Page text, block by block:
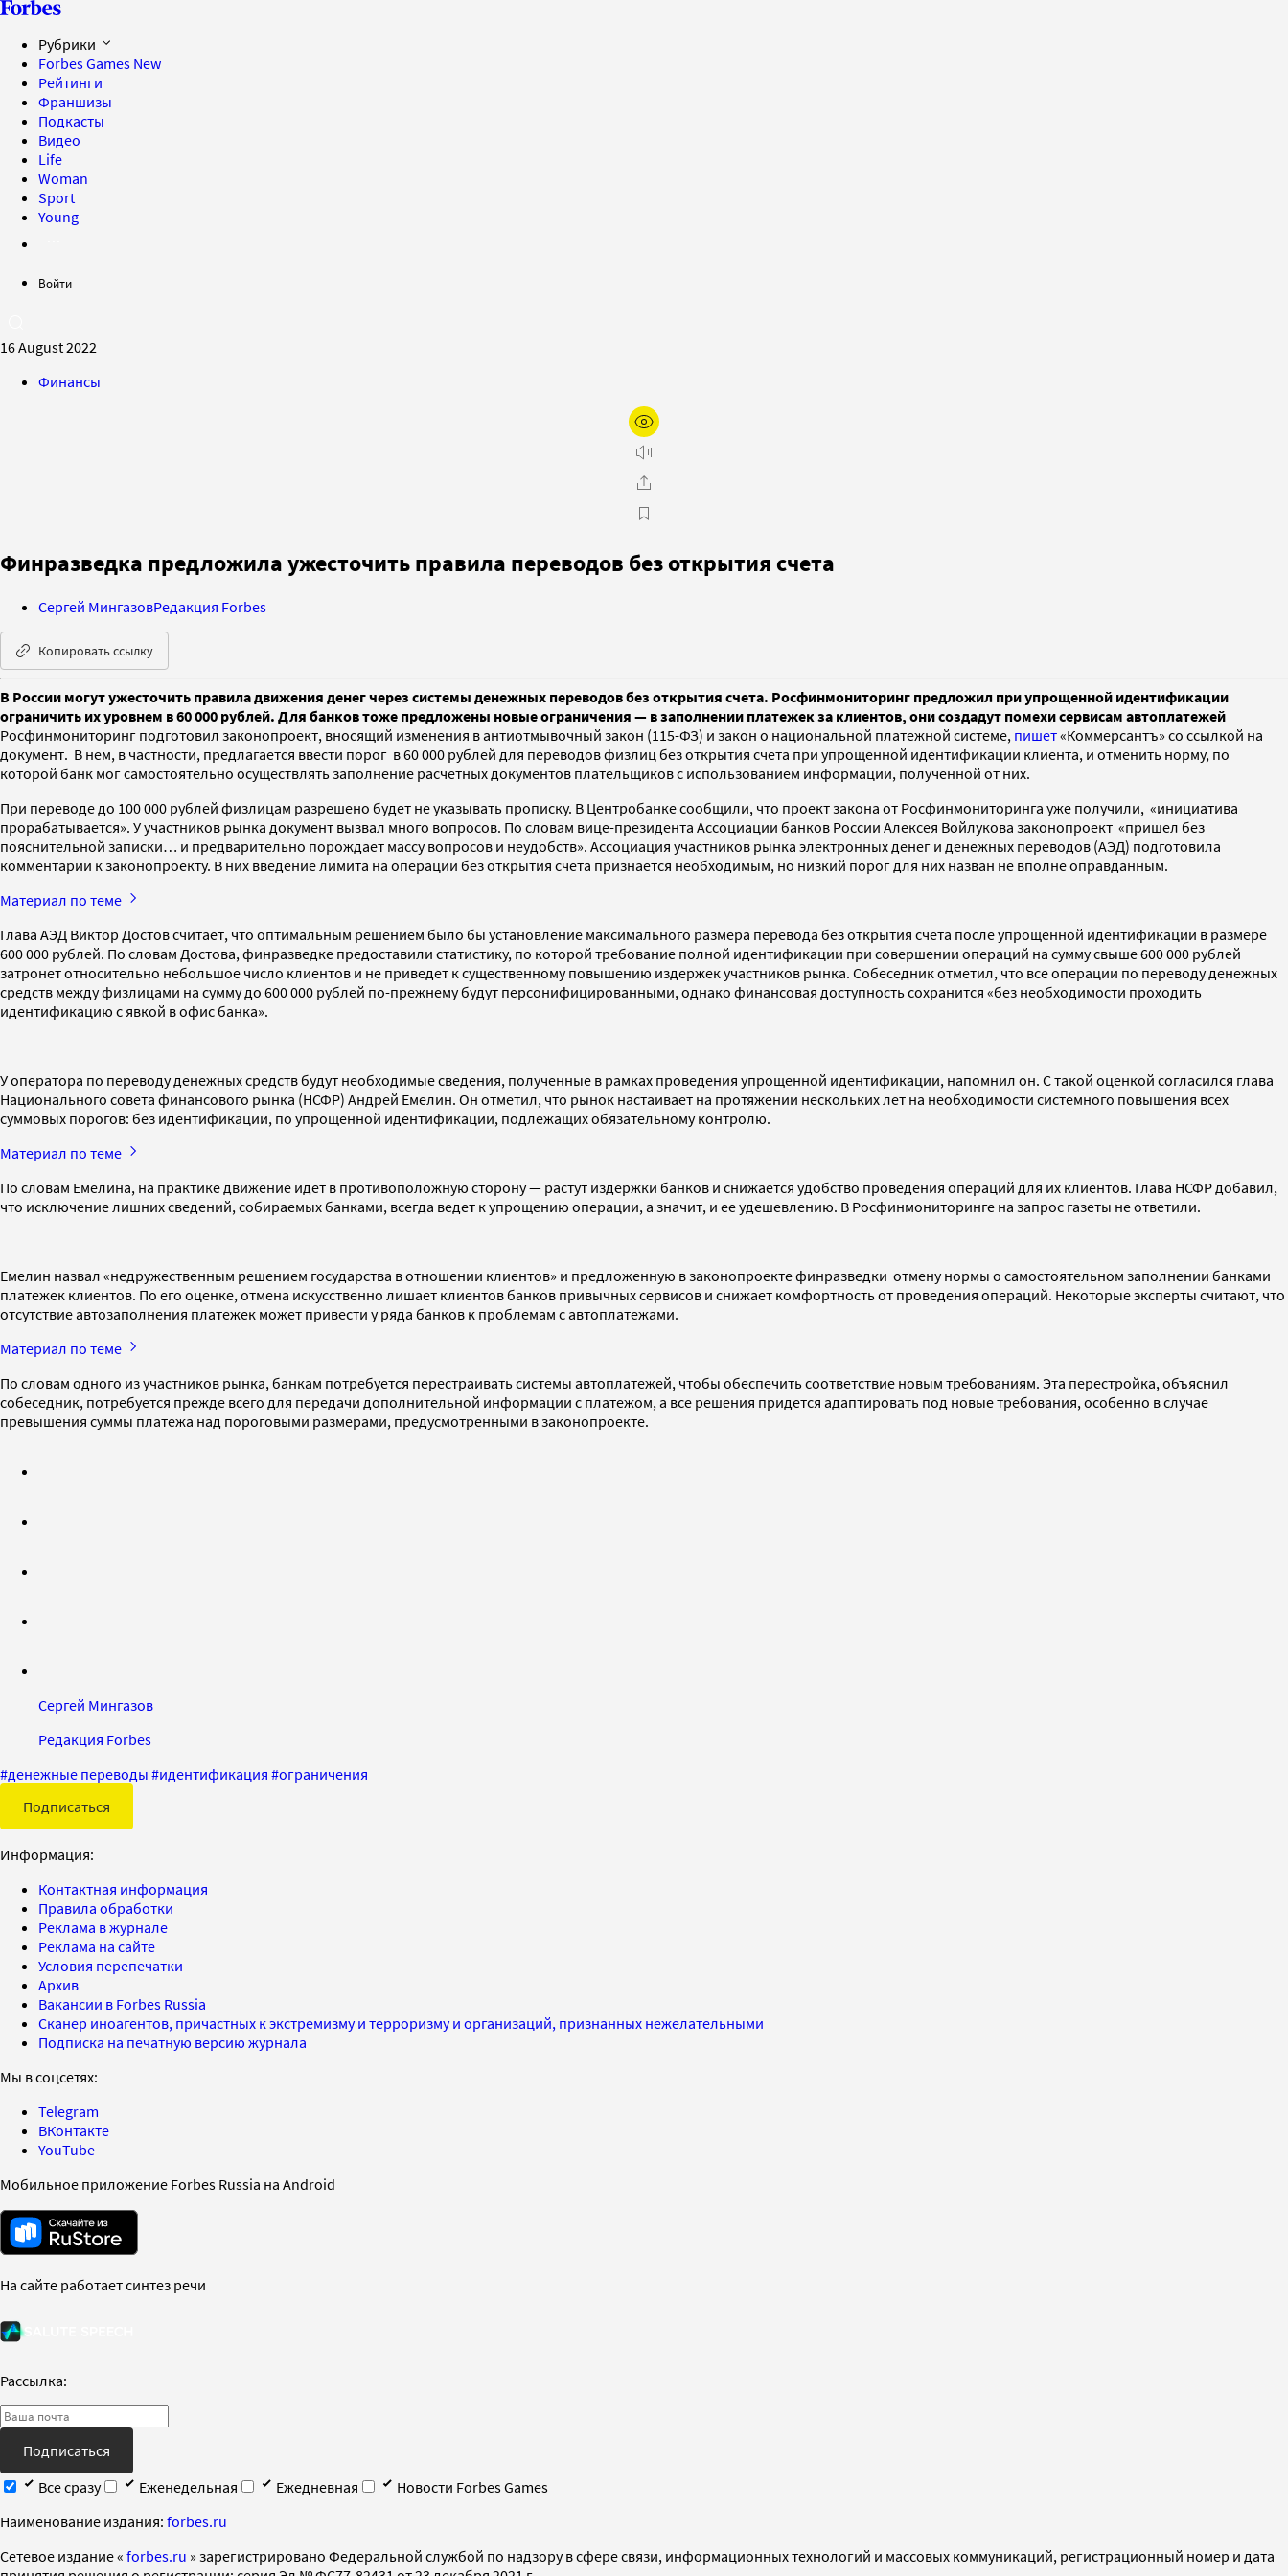
Рубрики
Forbes Games New
Рейтинги
Франшизы
Подкасты
Видео
Life
Woman
Sport
Young
Войти
16 August 2022
Финансы
Финразведка предложила ужесточить правила переводов без открытия счета
Сергей МингазовРедакция Forbes
Копировать ссылку
В России могут ужесточить правила движения денег через системы денежных переводов без открытия счета. Росфинмониторинг предложил при упрощенной идентификации
ограничить их уровнем в 60 000 рублей. Для банков тоже предложены новые ограничения — в заполнении платежек за клиентов, они создадут помехи сервисам автоплатежей
Росфинмониторинг подготовил законопроект, вносящий изменения в антиотмывочный закон (115-ФЗ) и закон о национальной платежной системе, пишет«Коммерсантъ» со ссылкой на
документ. В нем, в частности, предлагается ввести порог в 60 000 рублей для переводов физлиц без открытия счета при упрощенной идентификации клиента, и отменить норму, по
которой банк мог самостоятельно осуществлять заполнение расчетных документов плательщиков с использованием информации, полученной от них.
При переводе до 100 000 рублей физлицам разрешено будет не указывать прописку. В Центробанке сообщили, что проект закона от Росфинмониторинга уже получили, «инициатива
прорабатывается». У участников рынка документ вызвал много вопросов. По словам вице-президента Ассоциации банков России Алексея Войлукова законопроект «пришел без
пояснительной записки… и предварительно порождает массу вопросов и неудобств». Ассоциация участников рынка электронных денег и денежных переводов (АЭД) подготовила
комментарии к законопроекту. В них введение лимита на операции без открытия счета признается необходимым, но низкий порог для них назван не вполне оправданным.
Материал по теме
Глава АЭД Виктор Достов считает, что оптимальным решением было бы установление максимального размера перевода без открытия счета после упрощенной идентификации в размере
600 000 рублей. По словам Достова, финразведке предоставили статистику, по которой требование полной идентификации при совершении операций на сумму свыше 600 000 рублей
затронет относительно небольшое число клиентов и не приведет к существенному повышению издержек участников рынка. Собеседник отметил, что все операции по переводу денежных
средств между физлицами на сумму до 600 000 рублей по-прежнему будут персонифицированными, однако финансовая доступность сохранится «без необходимости проходить
идентификацию с явкой в офис банка».
У оператора по переводу денежных средств будут необходимые сведения, полученные в рамках проведения упрощенной идентификации, напомнил он. С такой оценкой согласился глава
Национального совета финансового рынка (НСФР) Андрей Емелин. Он отметил, что рынок настаивает на протяжении нескольких лет на необходимости системного повышения всех
суммовых порогов: без идентификации, по упрощенной идентификации, подлежащих обязательному контролю.
Материал по теме
По словам Емелина, на практике движение идет в противоположную сторону — растут издержки банков и снижается удобство проведения операций для их клиентов. Глава НСФР добавил,
что исключение лишних сведений, собираемых банками, всегда ведет к упрощению операции, а значит, и ее удешевлению. В Росфинмониторинге на запрос газеты не ответили.
Емелин назвал «недружественным решением государства в отношении клиентов» и предложенную в законопроекте финразведки отмену нормы о самостоятельном заполнении банками
платежек клиентов. По его оценке, отмена искусственно лишает клиентов банков привычных сервисов и снижает комфортность от проведения операций. Некоторые эксперты считают, что
отсутствие автозаполнения платежек может привести у ряда банков к проблемам с автоплатежами.
Материал по теме
По словам одного из участников рынка, банкам потребуется перестраивать системы автоплатежей, чтобы обеспечить соответствие новым требованиям. Эта перестройка, объяснил
собеседник, потребуется прежде всего для передачи дополнительной информации с платежом, а все решения придется адаптировать под новые требования, особенно в случае
превышения суммы платежа над пороговыми размерами, предусмотренными в законопроекте.
Сергей Мингазов
Редакция Forbes
#денежные переводы #идентификация #ограничения
Подписаться
Информация:
Контактная информация
Правила обработки
Реклама в журнале
Реклама на сайте
Условия перепечатки
Архив
Вакансии в Forbes Russia
Сканер иноагентов, причастных к экстремизму и терроризму и организаций, признанных нежелательными
Подписка на печатную версию журнала
Мы в соцсетях:
Telegram
ВКонтакте
YouTube
Мобильное приложение Forbes Russia на Android
На сайте работает синтез речи
Рассылка:
Подписаться
Все сразу
Еженедельная Ежедневная
Новости Forbes Games
Наименование издания: forbes.ru
Cетевое издание « forbes.ru » зарегистрировано Федеральной службой по надзору в сфере связи, информационных технологий и массовых коммуникаций, регистрационный номер и дата